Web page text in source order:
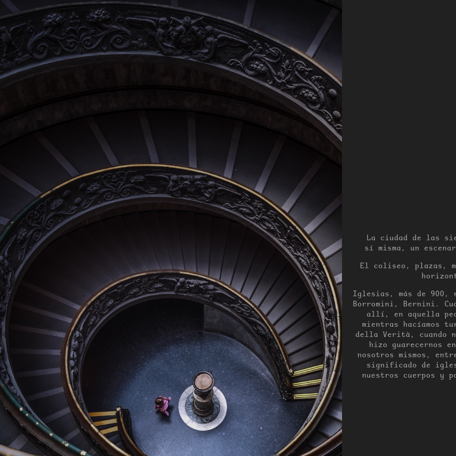
La ciudad de las
sí misma, un
El coliseo, plazas,
Iglesias, más de 900,
Borromini, Bernini.
allí, en aquella
mientras hacíamos
della Verità, cuando
hizo guarecernos
nosotros mismos,
significado de
nuestros cuerpos y